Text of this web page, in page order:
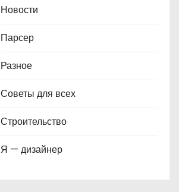
Новости
Парсер
Разное
Советы для всех
Строительство
Я — дизайнер